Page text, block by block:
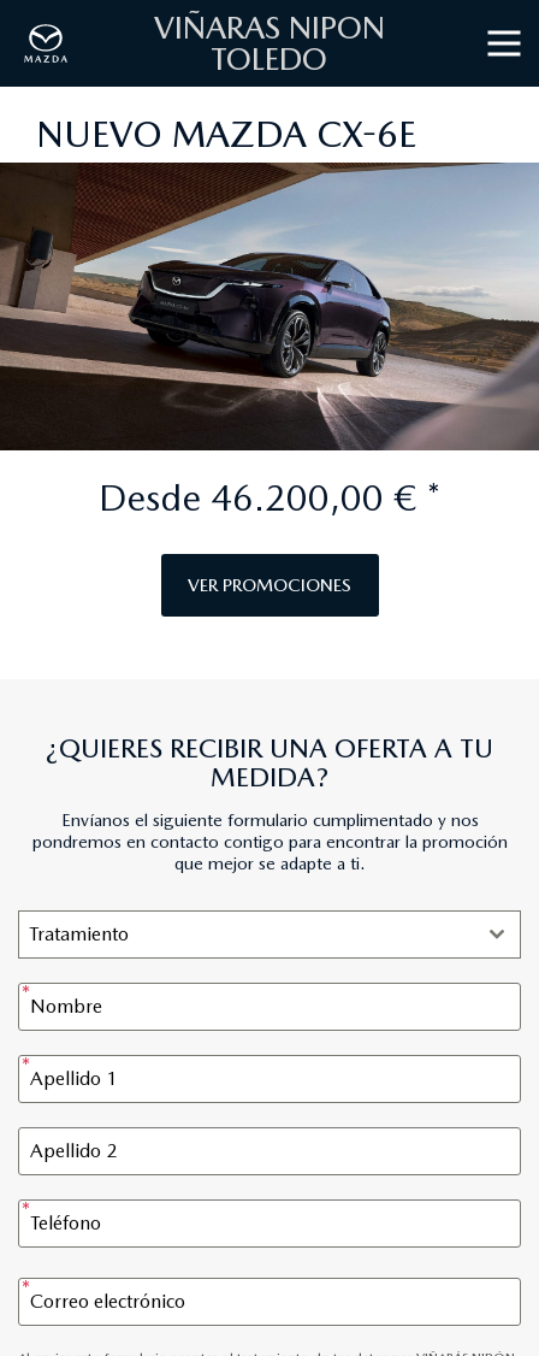
VIÑARAS NIPON
TOLEDO
NUEVO MAZDA CX-6E
Desde 46.200,00 € *
VER PROMOCIONES
¿QUIERES RECIBIR UNA OFERTA A TU
MEDIDA?
Envíanos el siguiente formulario cumplimentado y nos
pondremos en contacto contigo para encontrar la promoción
que mejor se adapte a ti.
Tratamiento